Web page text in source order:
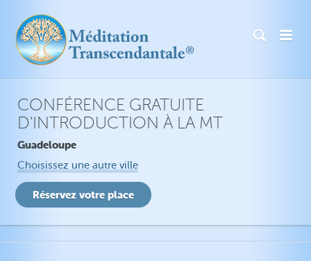
CONFÉRENCE GRATUITE
D'INTRODUCTION À LA MT
Guadeloupe
Choisissez une autre ville